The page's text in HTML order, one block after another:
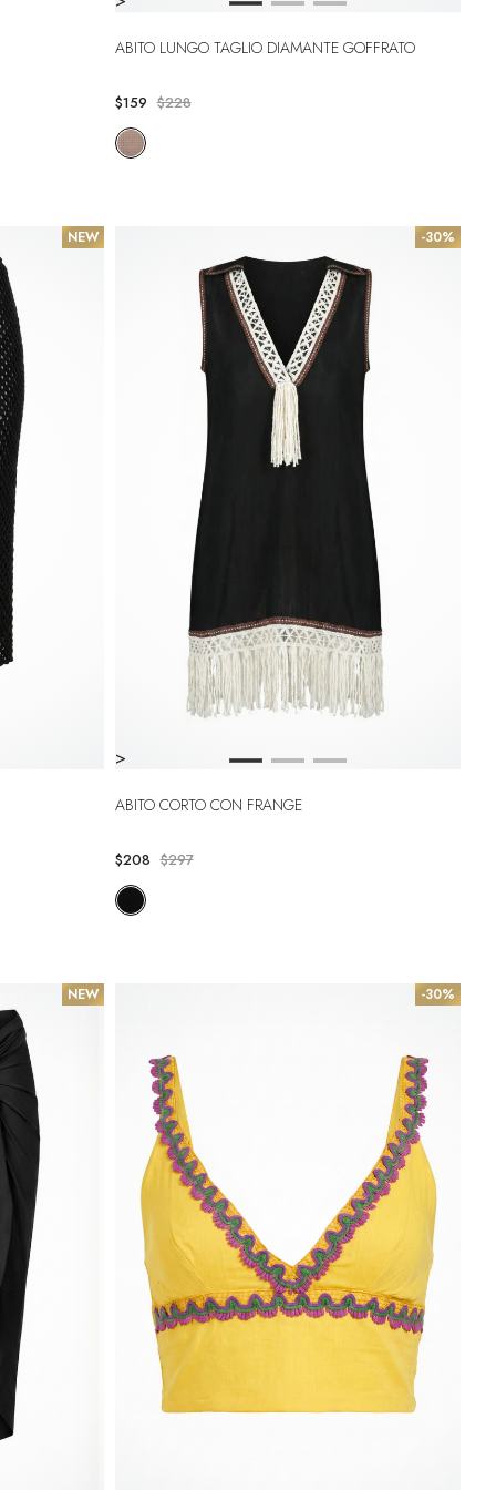
ABITO LUNGO TAGLIO DIAMANTE GOFFRATO
$159 $228
NEW -30%
>
ABITO CORTO CON FRANGE
$208 $297
NEW -30%